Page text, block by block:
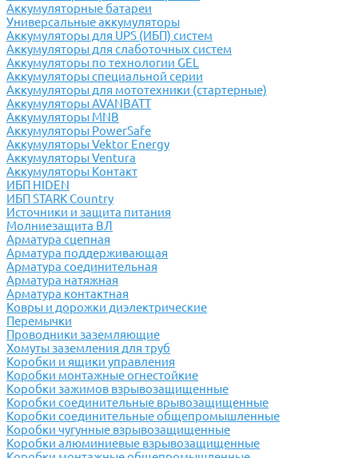
Аккумуляторные батареи
Универсальные аккумуляторы
Аккумуляторы для UPS (ИБП) систем
Аккумуляторы для слаботочных систем
Аккумуляторы по технологии GEL
Аккумуляторы специальной серии
Аккумуляторы для мототехники (стартерные)
Аккумуляторы AVANBATT
Аккумуляторы MNB
Аккумуляторы PowerSafe
Аккумуляторы Vektor Energy
Аккумуляторы Ventura
Аккумуляторы Контакт
ИБП HIDEN
ИБП STARK Country
Источники и защита питания
Молниезащита ВЛ
Арматура сцепная
Арматура поддерживающая
Арматура соединительная
Арматура натяжная
Арматура контактная
Ковры и дорожки диэлектрические
Перемычки
Проводники заземляющие
Хомуты заземления для труб
Коробки и ящики управления
Коробки монтажные огнестойкие
Коробки зажимов взрывозащищенные
Коробки соединительные врывозащищенные
Коробки соединительные общепромышленные
Коробки чугунные взрывозащищенные
Коробки алюминиевые взрывозащищенные